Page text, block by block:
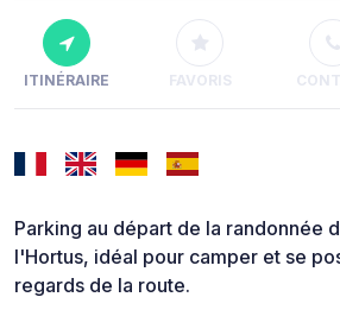
ITINÉRAIRE FAVORIS
Parking au départ de la randonnée
l'Hortus, idéal pour camper et se
regards de la route.